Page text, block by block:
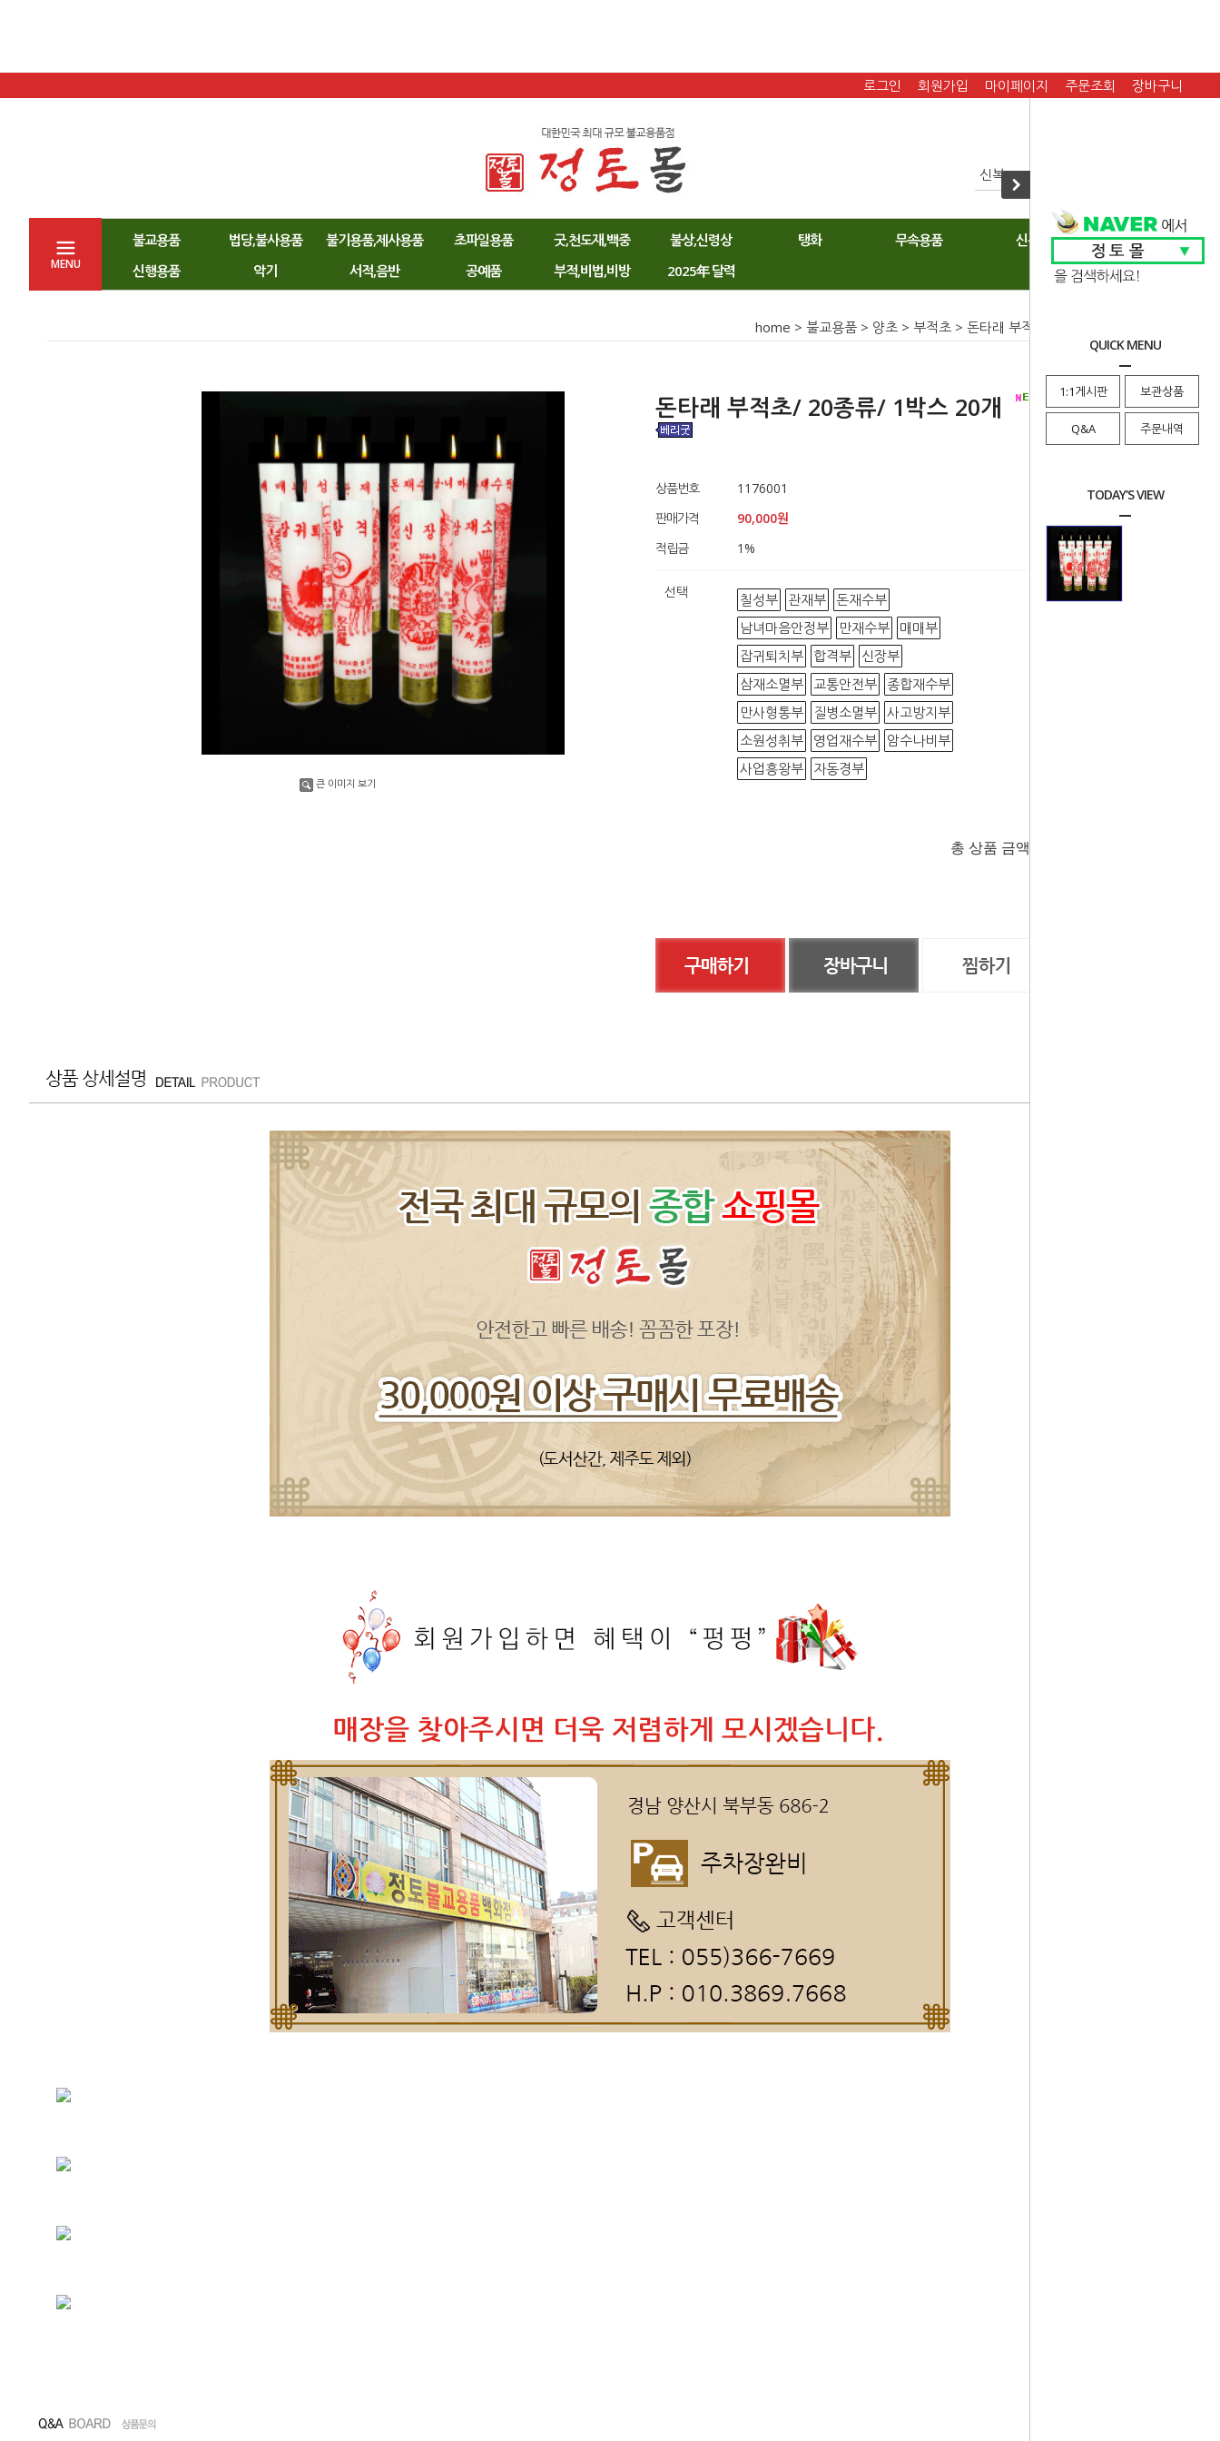
QUICK MENU
1:1게시판 보관상품
Q&A 주문내역
TODAY'S VIEW
로그인 회원가입 마이페이지 주문조회 장바구니
MENU
불교용품 법당,불사용품 불기용품,제사용품 초파일용품 굿,천도재,백중 불상,신령상 탱화 무속용품
신복
신행용품
악기 서적,음반 공예품 부적,비법,비방 2025年 달력
home > 불교용품 > 양초 > 부적초 > 돈타래 부적초/ 20종류/ 1박스 20개
큰 이미지 보기
돈타래 부적초/ 20종류/ 1박스 20개
상품번호
1176001
판매가격
90,000원
적립금
1%
선택 칠성부 관재부 돈재수부
남녀마음안정부
만재수부 매매부
잡귀퇴치부 합격부 신장부
삼재소멸부 교통안전부 종합재수부
만사형통부
질병소멸부 사고방지부
소원성취부 영업재수부 암수나비부
사업흥왕부 자동경부
총 상품 금액